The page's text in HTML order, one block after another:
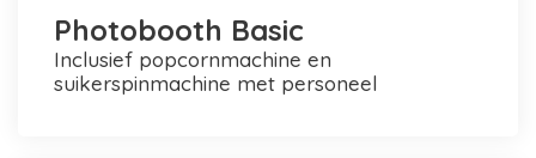
Photobooth Basic
inclusief popcornmachine en
suikerspinmachine met personeel